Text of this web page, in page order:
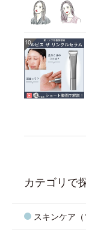
カテゴリで
スキンケア（